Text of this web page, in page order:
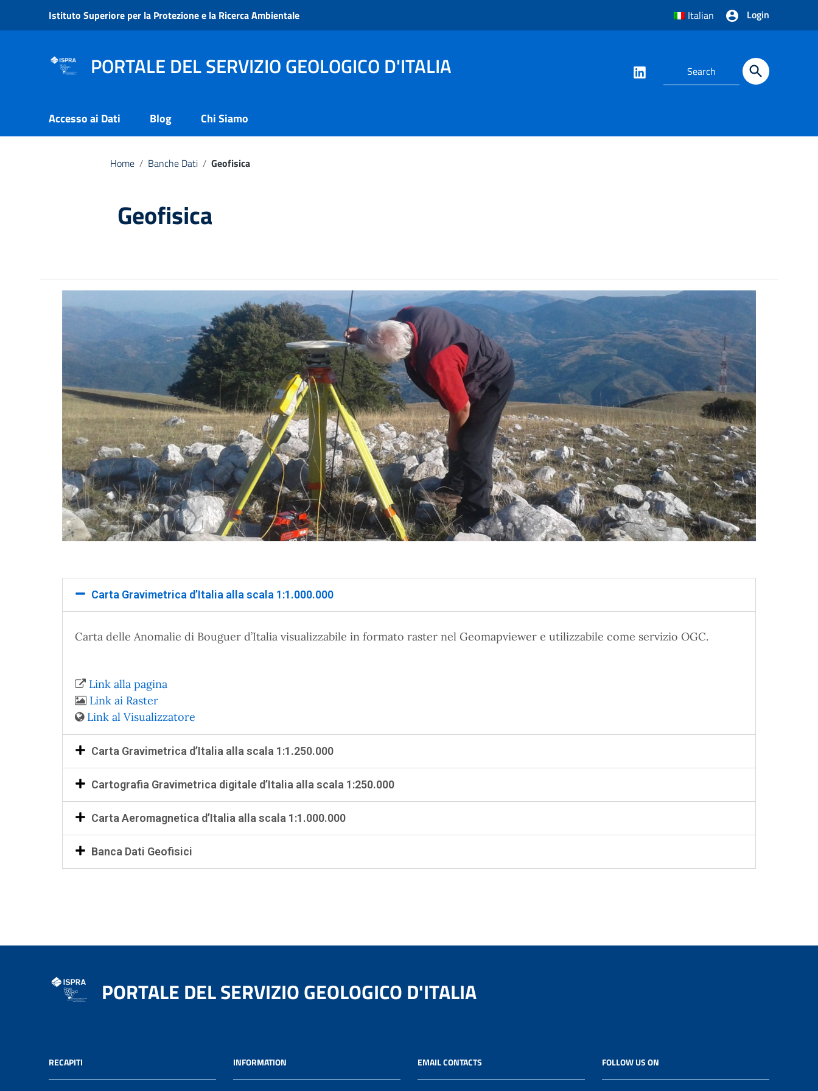
Go to content
Go to the navigation menu
Istituto Superiore per la Protezione e la Ricerca Ambientale Italian Login
PORTALE DEL SERVIZIO GEOLOGICO D'ITALIA
Accesso ai Dati Blog Chi Siamo
Home / Banche Dati / Geofisica
Geofisica
Carta Gravimetrica d’Italia alla scala 1:1.000.000
Carta delle Anomalie di Bouguer d’Italia visualizzabile in formato raster nel Geomapviewer e utilizzabile come servizio OGC.
Link alla pagina
Link ai Raster
Link al Visualizzatore
Carta Gravimetrica d’Italia alla scala 1:1.250.000
Cartografia Gravimetrica digitale d’Italia alla scala 1:250.000
Carta Aeromagnetica d’Italia alla scala 1:1.000.000
Banca Dati Geofisici
PORTALE DEL SERVIZIO GEOLOGICO D'ITALIA
RECAPITI INFORMATION EMAIL CONTACTS FOLLOW US ON